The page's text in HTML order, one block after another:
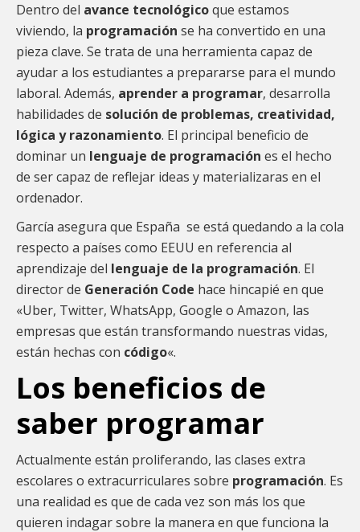
Dentro del avance tecnológicoque estamos
viviendo, la programación se ha convertido en una
pieza clave. Se trata de una herramienta capaz de
ayudar a los estudiantes a prepararse para el mundo
laboral. Además, aprender a programar, desarrolla
habilidades de solución de problemas, creatividad,
lógica y razonamiento. El principal beneficio de
dominar un lenguaje de programación es el hecho
de ser capaz de reflejar ideas y materializaras en el
ordenador.
García asegura que España se está quedando a la cola
respecto a países como EEUU en referencia al
aprendizaje del lenguaje de la programación. El
director de Generación Code hace hincapié en que
«Uber, Twitter, WhatsApp, Google o Amazon, las
empresas que están transformando nuestras vidas,
están hechas con código«.
Los beneficios de
saber programar
Actualmente están proliferando, las clases extra
escolares o extracurriculares sobre programación. Es
una realidad es que de cada vez son más los que
quieren indagar sobre la manera en que funciona la